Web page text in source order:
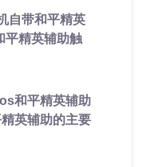
自带和平精英
平精英辅助触
和平精英辅助
精英辅助的主要